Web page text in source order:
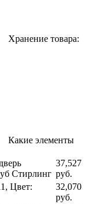
Хранение товара:
Какие элементы
Стирлинг
37,527
руб.
, Цвет:
32,070
руб.